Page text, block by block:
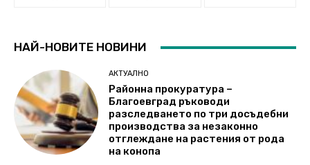
НАЙ-НОВИТЕ НОВИНИ
АКТУАЛНО
Районна прокуратура –
Благоевград ръководи
разследването по три досъдебни
производства за незаконно
отглеждане на растения от рода
на конопа